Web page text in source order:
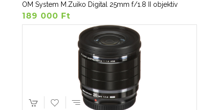
OM System M.Zuiko Digital 25mm f/1.8 II objektív
189 000 Ft